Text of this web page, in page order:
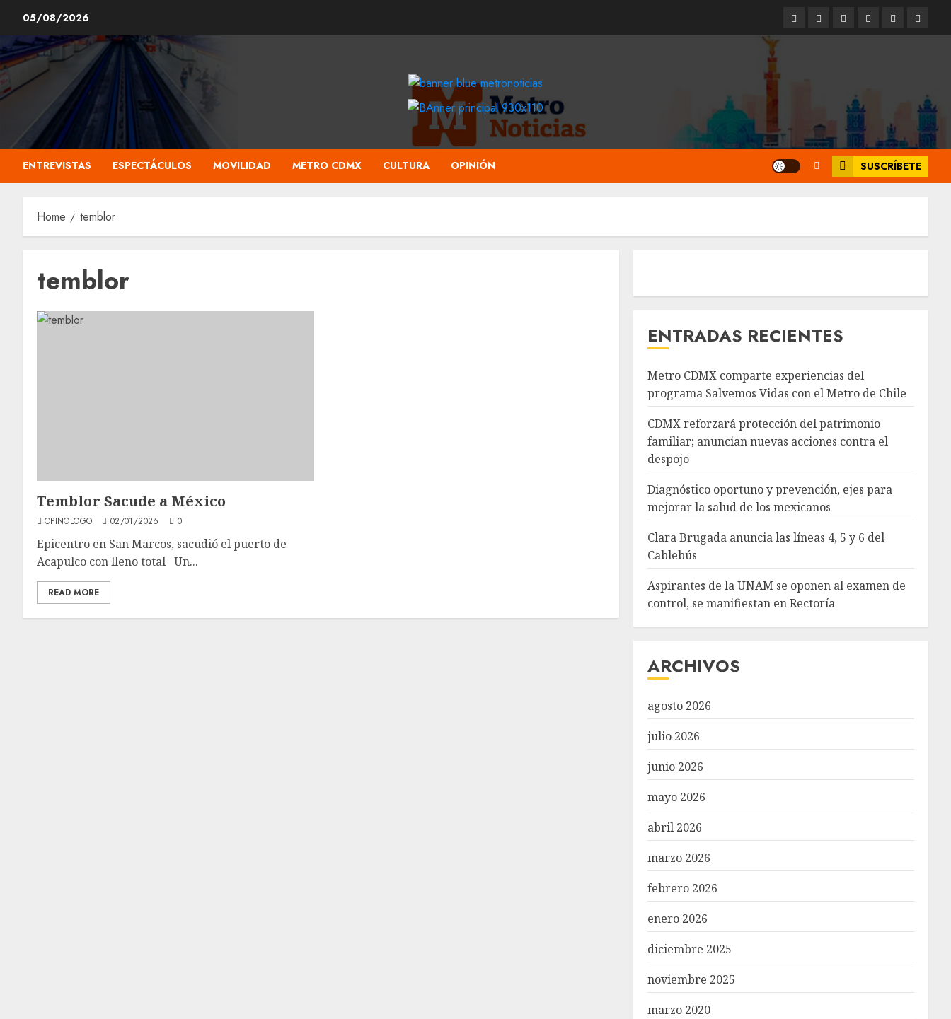
content
05/08/2026 Entrevistas
Espectáculos
Movilidad
Metro
CDMX
Cultura
ENTREVISTAS ESPECTÁCULOS MOVILIDAD METRO CDMX CULTURA OPINIÓN SUSCRÍBETE
Home temblor
temblor
Temblor Sacude a México
OPINOLOGO 02/01/2026 0
Epicentro en San Marcos, sacudió el puerto de
Acapulco con lleno total Un...
READ MORE
ENTRADAS RECIENTES
Metro CDMX comparte experiencias del
programa Salvemos Vidas con el Metro de Chile
CDMX reforzará protección del patrimonio
familiar; anuncian nuevas acciones contra el
despojo
Diagnóstico oportuno y prevención, ejes para
mejorar la salud de los mexicanos
Clara Brugada anuncia las líneas 4, 5 y 6 del
Cablebús
Aspirantes de la UNAM se oponen al examen de
control, se manifiestan en Rectoría
ARCHIVOS
agosto 2026
julio 2026
junio 2026
mayo 2026
abril 2026
marzo 2026
febrero 2026
enero 2026
diciembre 2025
noviembre 2025
marzo 2020